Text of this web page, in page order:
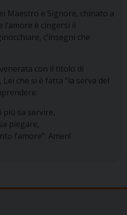
Maestro e Signore, chinato a
è cingersi il
c’insegni che
con il titolo di
che si è fatta “la serva del
più sa servire,
piegare,
l’amore”. Amen!